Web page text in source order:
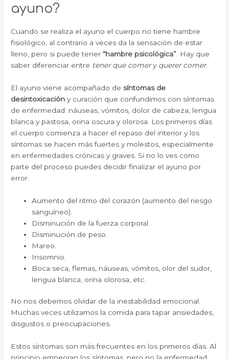
ayuno?
Cuando se realiza el ayuno el cuerpo no tiene hambre
fisiológico, al contrario a veces da la sensación de estar
lleno, pero si puede tener“hambre psicológica” . Hay que
saber diferenciar entre tener que comery querer comer.
El ayuno viene acompañado de síntomas de
desintoxicación y curación que confundimos con síntomas
de enfermedad: náuseas, vómitos, dolor de cabeza, lengua
blanca y pastosa, orina oscura y olorosa. Los primeros días
el cuerpo comienza a hacer el repaso del interior y los
síntomas se hacen más fuertes y molestos, especialmente
en enfermedades crónicas y graves. Si no lo ves como
parte del proceso puedes decidir finalizar el ayuno por
error.
Aumento del ritmo del corazón (aumento del riesgo
sanguíneo).
Disminución de la fuerza corporal.
Disminución de peso.
Mareo.
Insomnio.
Boca seca, flemas, náuseas, vómitos, olor del sudor,
lengua blanca, orina olorosa, etc.
No nos debemos olvidar de la inestabilidad emocional.
Muchas veces utilizamos la comida para tapar ansiedades,
disgustos o preocupaciones.
Estos síntomas son más frecuentes en los primeros días. Al